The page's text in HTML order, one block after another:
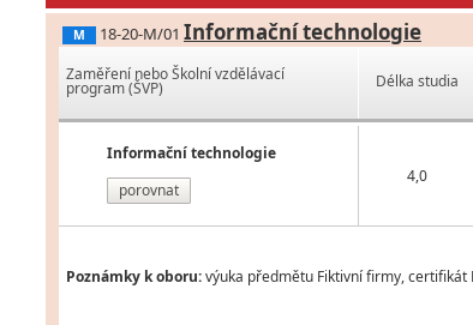
M 18-20-M/01 Informační technologie
Zaměření nebo Školní vzdělávací
program (ŠVP)
Informační technologie
porovnat
Délka studia
4,0
Poznámky k oboru:výuka předmětu Fiktivní firmy, certifikát